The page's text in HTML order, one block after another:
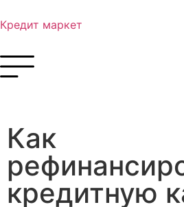
Кредит маркет
Как
кредитную